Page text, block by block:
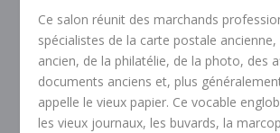
Ce salon réunit des marchands
spécialistes de la carte postale ancienne,
ancien, de la philatélie, de la photo, des
documents anciens et, plus
appelle le vieux papier. Ce vocable
les vieux journaux, les buvards, la